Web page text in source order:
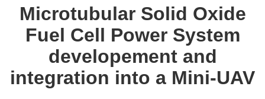
Microtubular Solid Oxide
Fuel Cell Power System
developement and
integration into a Mini-UAV